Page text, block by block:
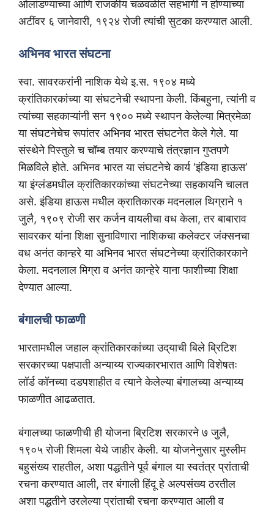
ओलांडण्याच्या आणि राजकीय चळवळीत सहभागी न होण्याच्या
अटींवर ६ जानेवारी, १९२४ रोजी त्यांची सुटका करण्यात आली.
अभिनव भारत संघटना
स्वा. सावरकरांनी नाशिक येथे इ.स. १९०४ मध्ये
क्रांतिकारकांच्या या संघटनेची स्थापना केली. किंबहुना, त्यांनी व
त्यांच्या सहकाऱ्यांनी सन १९०० मध्ये स्थापन केलेल्या मित्रमेळा
या संघटनेचेच रूपांतर अभिनव भारत संघटनेत केले गेले. या
संस्थेने पिस्तुले च चॉम्ब तयार करण्याचे तंत्रज्ञान गुप्तपणे
मिळविले होते. अभिनव भारत या संघटनेचे कार्य ‘इंडिया हाऊस’
या इंग्लंडमधील क्रांतिकारकांच्या संघटनेच्या सहकायनि चालत
असे. इंडिया हाऊस मधील क्रातिकारक मदनलाल थिग्राने १
जुलै, १९०९ रोजी सर कर्जन वायलीचा वध केला, तर बाबाराव
सावरकर यांना शिक्षा सुनाविणारा नाशिकचा कलेक्टर जंक्सनचा
वध अनंत कान्हरे या अभिनव भारत संघटनेच्या क्रांतिकारकाने
केला. मदनलाल मिग्रा व अनंत कान्हेरे याना फाशीच्या शिक्षा
देण्यात आल्या.
बंगालची फाळणी
भारतामधील जहाल क्रांतिकारकांच्या उद्‌याची बिले ब्रिटिश
सरकारच्या पक्षपाती अन्याय्य राज्यकारभारात आणि विशेषतः
लॉर्ड कॉनच्या दडपशाहीत व त्याने केलेल्या बंगालच्या अन्याय्य
फाळणीत आढळतात.
बंगालच्या फाळणीची ही योजना ब्रिटिश सरकारने ७ जुलै,
१९०५ रोजी शिमला येथे जाहीर केली. या योजनेनुसार मुस्लीम
बहुसंख्य राहतील, अशा पद्धतीने पूर्व बंगाल या स्वतंत्र प्रांताची
रचना करण्यात आली, तर बंगाली हिंदू हे अल्पसंख्य ठरतील
अशा पद्धतीने उरलेल्या प्रांताची रचना करण्यात आली व